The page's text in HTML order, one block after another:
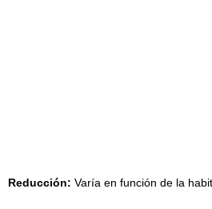
Reducción: Varía en función de la